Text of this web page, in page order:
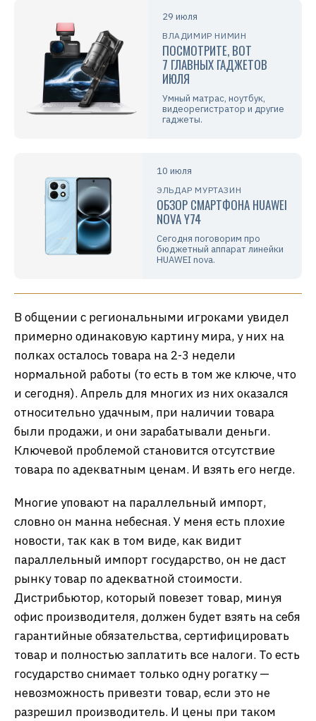
29 июля
ВЛАДИМИР НИМИН
ПОСМОТРИТЕ, ВОТ
7 ГЛАВНЫХ ГАДЖЕТОВ
ИЮЛЯ
Умный матрас, ноутбук,
видеорегистратор и другие
гаджеты.
10 июля
ЭЛЬДАР МУРТАЗИН
ОБЗОР СМАРТФОНА HUAWEI
NOVA Y74
Сегодня поговорим про
бюджетный аппарат линейки
HUAWEI nova.
В общении с региональными игроками увидел
примерно одинаковую картину мира, у них на
полках осталось товара на 2-3 недели
нормальной работы (то есть в том же ключе, что
и сегодня). Апрель для многих из них оказался
относительно удачным, при наличии товара
были продажи, и они зарабатывали деньги.
Ключевой проблемой становится отсутствие
товара по адекватным ценам. И взять его негде.
Многие уповают на параллельный импорт,
словно он манна небесная. У меня есть плохие
новости, так как в том виде, как видит
параллельный импорт государство, он не даст
рынку товар по адекватной стоимости.
Дистрибьютор, который повезет товар, минуя
офис производителя, должен будет взять на себя
гарантийные обязательства, сертифицировать
товар и полностью заплатить все налоги. То есть
государство снимает только одну рогатку —
невозможность привезти товар, если это не
разрешил производитель. И цены при таком